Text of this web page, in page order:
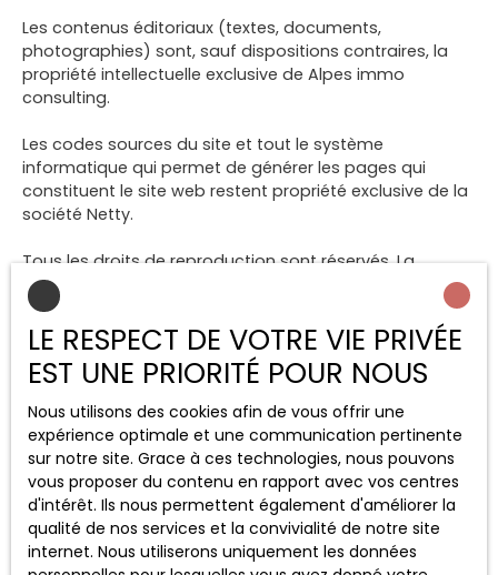
Les contenus éditoriaux (textes, documents,
photographies) sont, sauf dispositions contraires, la
propriété intellectuelle exclusive de Alpes immo
consulting.
Les codes sources du site et tout le système
informatique qui permet de générer les pages qui
constituent le site web restent propriété exclusive de la
société Netty.
Tous les droits de reproduction sont réservés. La
reproduction ou représentation, intégrale ou partielle,
de ce site sur un support électronique ou tout autre
support quel qu’il soit est formellement interdite sauf
autorisation expresse de la société Netty.
Liens externes
Le site peut contenir des liens hypertextes externes,
pointant vers d’autres sites internet indépendants. Ces
liens ne constituent, en aucun cas, une approbation ou
un partenariat entre Alpes immo consulting et les
sociétés éditrices des sites externes. Dès lors, l’éditeur
LE RESPECT DE VOTRE VIE PRIVÉE
EST UNE PRIORITÉ POUR NOUS
Nous utilisons des cookies afin de vous offrir une
expérience optimale et une communication pertinente
sur notre site. Grace à ces technologies, nous pouvons
vous proposer du contenu en rapport avec vos centres
d'intérêt. Ils nous permettent également d'améliorer la
qualité de nos services et la convivialité de notre site
internet. Nous utiliserons uniquement les données